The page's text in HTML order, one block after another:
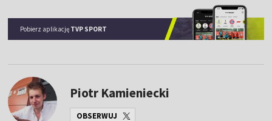
Pobierz aplikację TVP SPORT
Piotr Kamieniecki
OBSERWUJ